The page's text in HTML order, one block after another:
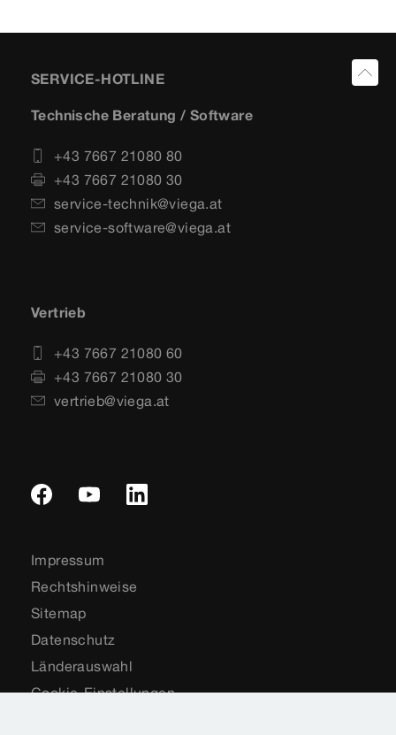
SERVICE-HOTLINE
Technische Beratung / Software
+43 7667 21080 80
+43 7667 21080 30
service-technik@viega.at
service-software@viega.at
Vertrieb
+43 7667 21080 60
+43 7667 21080 30
vertrieb@viega.at
Impressum
Rechtshinweise
Sitemap
Datenschutz
Länderauswahl
Cookie-Einstellungen